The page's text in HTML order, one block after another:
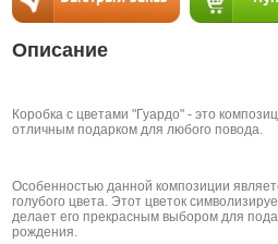
Описание
Коробка с цветами "Гуардо" - это
отличным подарком для любого повода.
Особенностью данной композиции
голубого цвета. Этот цветок
делает его прекрасным выбором для
рождения.